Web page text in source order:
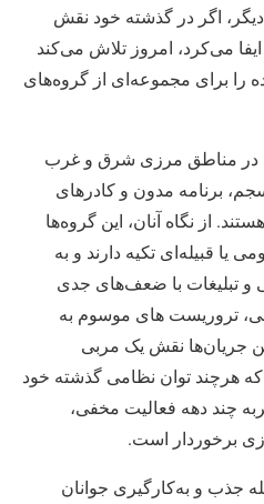
دیگر، اگر در گذشته خود نقش
می‌کرد، امروز تلاش می‌کند
را برای مجموعه‌ای از گروه‌های
در مناطق مرزی شرق و غرب
برنامه مدون و کادرهای
از نگاه آنان، این گروه‌ها
یا قبیله‌ای تکیه دارند و به
و تبلیغات با ضعف‌های جدی
تروریست های موسوم به
جریان‌ها نقش یک مربی
که هرچند توان نظامی گذشته خود
چند دهه فعالیت مخفی،
برخوردار است.
جذب و به‌کارگیری جوانان